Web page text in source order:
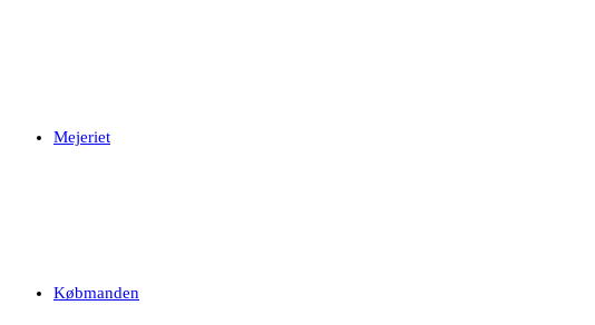
Mejeriet
Købmanden